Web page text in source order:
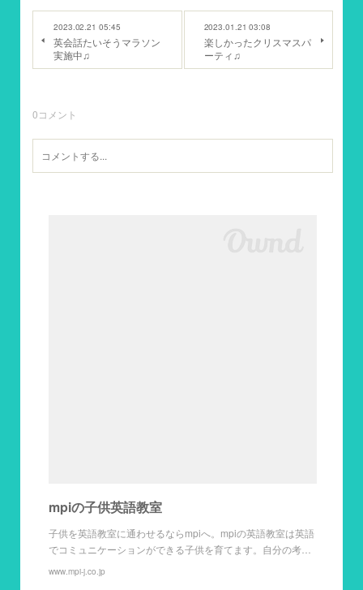
2023.02.21 05:45
英会話たいそうマラソン
実施中♫
2023.01.21 03:08
楽しかったクリスマスパ
ーティ♫
0コメント
mpiの子供英語教室
子供を英語教室に通わせるならmpiへ。mpiの英語教室は英語
でコミュニケーションができる子供を育てます。自分の考…
www.mpi-j.co.jp